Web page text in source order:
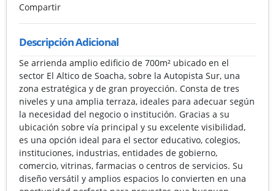
Compartir
Descripción Adicional
Se arrienda amplio edificio de 700m² ubicado en el
sector El Altico de Soacha, sobre la Autopista Sur, una
zona estratégica y de gran proyección. Consta de tres
niveles y una amplia terraza, ideales para adecuar según
la necesidad del negocio o institución. Gracias a su
ubicación sobre vía principal y su excelente visibilidad,
es una opción ideal para el sector educativo, colegios,
instituciones, industrias, entidades de gobierno,
comercio, vitrinas, farmacias o centros de servicios. Su
diseño versátil y amplios espacios lo convierten en una